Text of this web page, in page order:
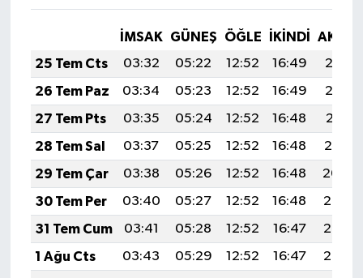
İMSAK GÜNEŞ ÖĞLE İKINDI
25 Tem Cts
03:32 05:22 12:52 16:49
20:13
26 Tem Paz
03:34 05:23 12:52 16:49
20:12
27 Tem Pts
03:35 05:24 12:52 16:48
20:11
28 Tem Sal
03:37 05:25 12:52 16:48
20:10
29 Tem Çar
03:38 05:26 12:52 16:48
20:09
30 Tem Per
03:40 05:27 12:52 16:48
20:08
31 Tem Cum
03:41 05:28 12:52 16:47
20:07
1 Ağu Cts
03:43 05:29 12:52 16:47
20:06